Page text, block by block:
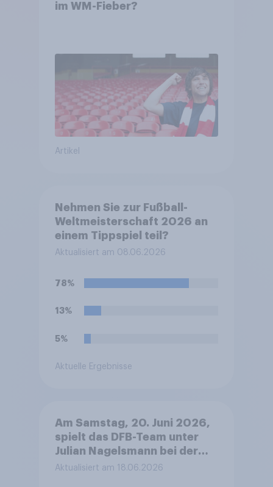
im WM-Fieber?​
Artikel
Nehmen Sie zur Fußball-
Weltmeisterschaft 2026 an
einem Tippspiel teil?
Aktualisiert am 08.06.2026
78%
13%
5%
Aktuelle Ergebnisse
Am Samstag, 20. Juni 2026,
spielt das DFB-Team unter
Julian Nagelsmann bei der
Fußball-WM sein zweites
Aktualisiert am 18.06.2026